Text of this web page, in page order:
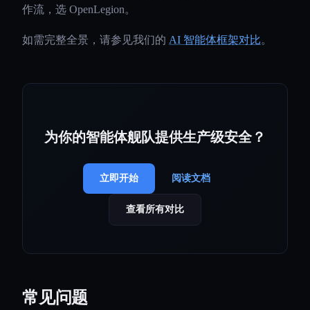
作流，选 OpenLegion。
如需完整全景，请参见我们的 AI 智能体框架对比。
为你的智能体舰队提供生产级安全？
立即开始 阅读文档
查看所有对比
常见问题